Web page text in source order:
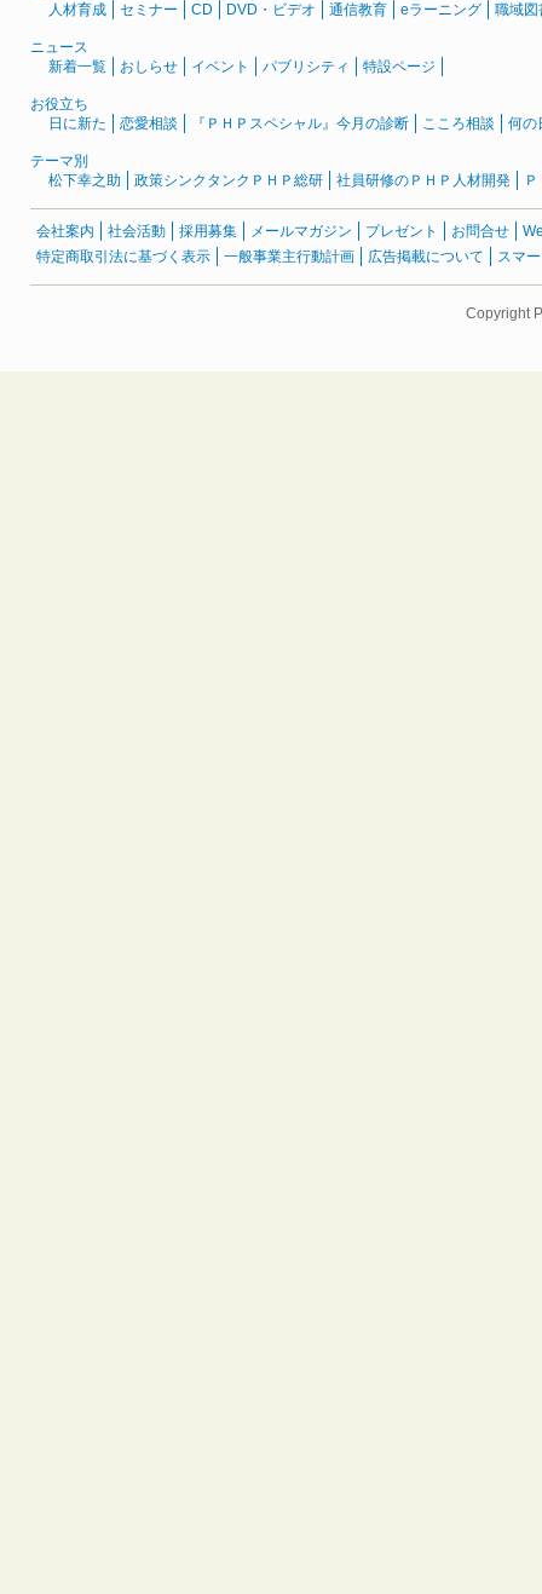
人材育成
セミナー CD DVD・ビデオ 通信教育 eラーニング 職域図
ニュース
新着一覧
おしらせ イベント パブリシティ 特設ページ
お役立ち
日に新た
恋愛相談 『ＰＨＰスペシャル』今月の診断 こころ相談 何の
テーマ別
松下幸之助
政策シンクタンクＰＨＰ総研 社員研修のＰＨＰ人材開発
会社案内 社会活動 採用募集 メールマガジン プレゼント お問合せ
特定商取引法に基づく表示
一般事業主行動計画 広告掲載について スマ
Copyright